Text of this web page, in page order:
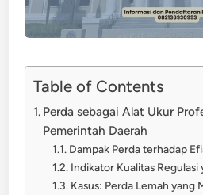
Table of Contents
Perda sebagai Alat Ukur
Pemerintah Daerah
Dampak Perda terhadap
Indikator Kualitas Regulasi
Kasus: Perda Lemah yang